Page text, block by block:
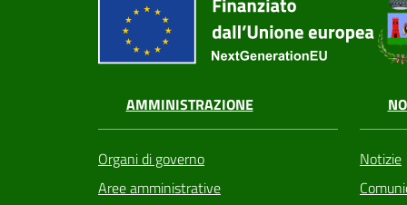
AMMINISTRAZIONE
Organi di governo
Aree amministrative
Notizie